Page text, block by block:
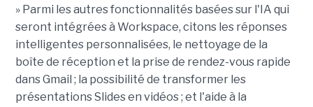
» Parmi les autres fonctionnalités basées sur l'IA qui
seront intégrées à Workspace, citons les réponses
intelligentes personnalisées, le nettoyage de la
boîte de réception et la prise de rendez-vous rapide
dans Gmail ; la possibilité de transformer les
présentations Slides en vidéos ; et l'aide à la